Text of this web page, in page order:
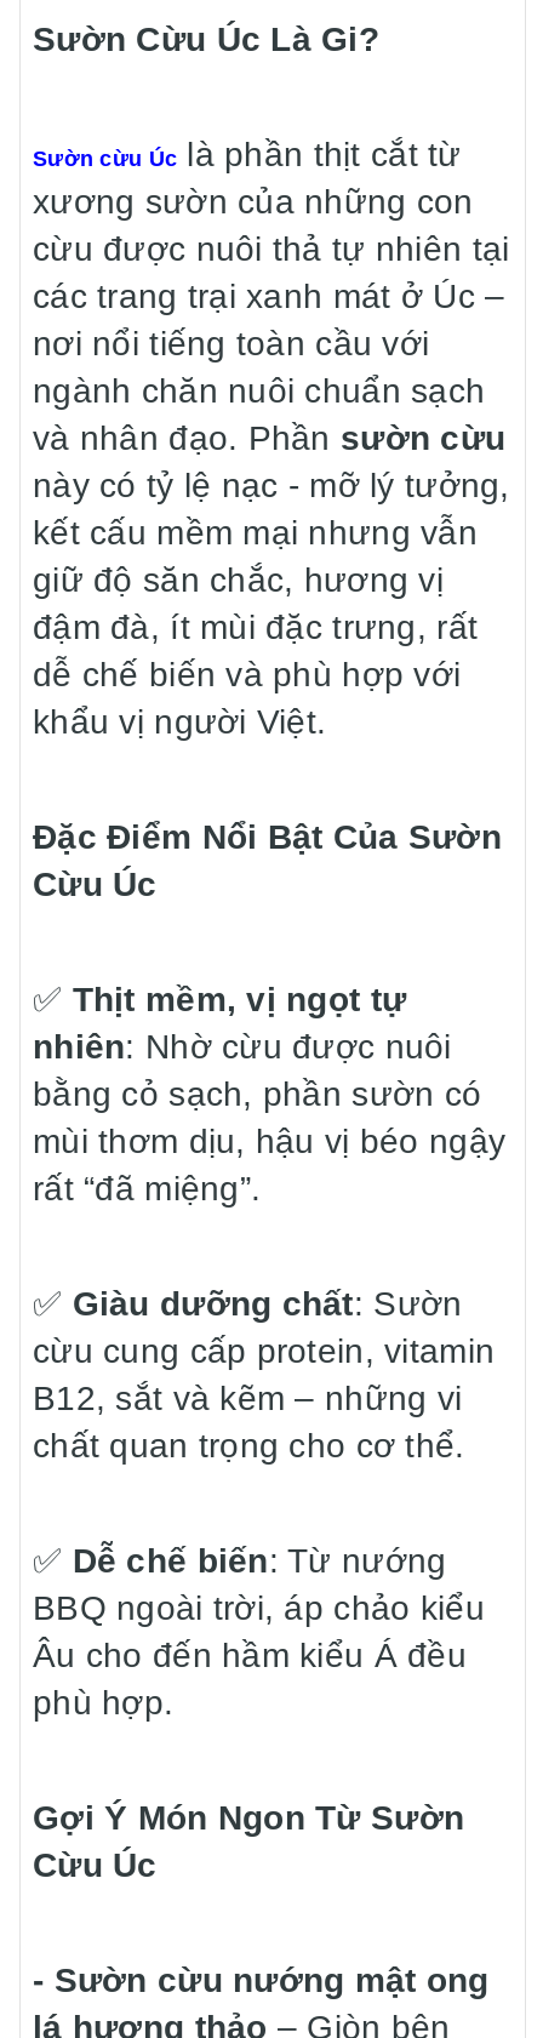
Sườn Cừu Úc Là Gi?
Sườn cừu Úc là phần thịt cắt từ
xương sườn của những con
cừu được nuôi thả tự nhiên tại
các trang trại xanh mát ở Úc –
nơi nổi tiếng toàn cầu với
ngành chăn nuôi chuẩn sạch
và nhân đạo. Phần sườn cừu
này có tỷ lệ nạc - mỡ lý tưởng,
kết cấu mềm mại nhưng vẫn
giữ độ săn chắc, hương vị
đậm đà, ít mùi đặc trưng, rất
dễ chế biến và phù hợp với
khẩu vị người Việt.
Đặc Điểm Nổi Bật Của Sườn
Cừu Úc
✅ Thịt mềm, vị ngọt tự
nhiên: Nhờ cừu được nuôi
bằng cỏ sạch, phần sườn có
mùi thơm dịu, hậu vị béo ngậy
rất “đã miệng”.
✅ Giàu dưỡng chất: Sườn
cừu cung cấp protein, vitamin
B12, sắt và kẽm – những vi
chất quan trọng cho cơ thể.
✅ Dễ chế biến: Từ nướng
BBQ ngoài trời, áp chảo kiểu
Âu cho đến hầm kiểu Á đều
phù hợp.
Gợi Ý Món Ngon Từ Sườn
Cừu Úc
- Sườn cừu nướng mật ong
lá hương thảo – Giòn bên